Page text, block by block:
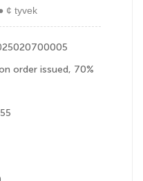
¢ tyvek
order issued, 70%